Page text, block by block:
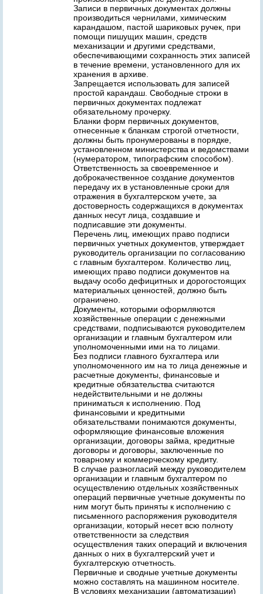
Записи в первичных документах должны
производиться чернилами, химическим
карандашом, пастой шариковых ручек, при
помощи пишущих машин, средств
механизации и другими средствами,
обеспечивающими сохранность этих записей
в течение времени, установленного для их
хранения в архиве.
Запрещается использовать для записей
простой карандаш. Свободные строки в
первичных документах подлежат
обязательному прочерку.
Бланки форм первичных документов,
отнесенные к бланкам строгой отчетности,
должны быть пронумерованы в порядке,
установленном министерства и ведомствами
(нумератором, типографским способом).
Ответственность за своевременное и
доброкачественное создание документов
передачу их в установленные сроки для
отражения в бухгалтерском учете, за
достоверность содержащихся в документах
данных несут лица, создавшие и
подписавшие эти документы.
Перечень лиц, имеющих право подписи
первичных учетных документов, утверждает
руководитель организации по согласованию
с главным бухгалтером. Количество лиц,
имеющих право подписи документов на
выдачу особо дефицитных и дорогостоящих
материальных ценностей, должно быть
ограничено.
Документы, которыми оформляются
хозяйственные операции с денежными
средствами, подписываются руководителем
организации и главным бухгалтером или
уполномоченными ими на то лицами.
Без подписи главного бухгалтера или
уполномоченного им на то лица денежные и
расчетные документы, финансовые и
кредитные обязательства считаются
недействительными и не должны
приниматься к исполнению. Под
финансовыми и кредитными
обязательствами понимаются документы,
оформляющие финансовые вложения
организации, договоры займа, кредитные
договоры и договоры, заключенные по
товарному и коммерческому кредиту.
В случае разногласий между руководителем
организации и главным бухгалтером по
осуществлению отдельных хозяйственных
операций первичные учетные документы по
ним могут быть приняты к исполнению с
письменного распоряжения руководителя
организации, который несет всю полноту
ответственности за следствия
осуществления таких операций и включения
данных о них в бухгалтерский учет и
бухгалтерскую отчетность.
Первичные и сводные учетные документы
можно составлять на машинном носителе.
В условиях механизации (автоматизации)